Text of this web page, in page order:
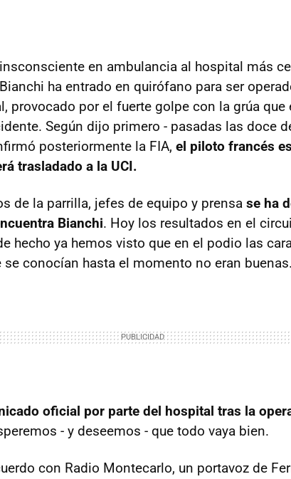
en ambulancia al hospital más
ha entrado en quirófano para ser
provocado por el fuerte golpe con la grúa que
Según dijo primero - pasadas las doce
posteriormente la FIA, el piloto francés
trasladado a la UCI.
de la parrilla, jefes de equipo y prensa se ha
Bianchi. Hoy los resultados en el
hecho ya hemos visto que en el podio las
conocían hasta el momento no eran buenas.
oficial por parte del hospital tras la
- y deseemos - que todo vaya bien.
con Radio Montecarlo, un portavoz de